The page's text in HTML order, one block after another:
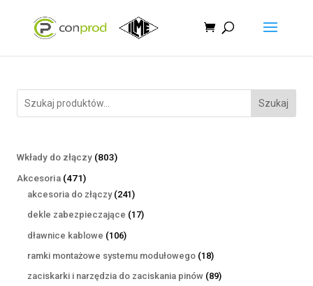
Szukaj
Wkłady do złączy 803803
Akcesoria 471471
produktów
akcesoria do złączy 241241
produktów
dekle zabezpieczające 1717
dławnice kablowe 106106
produktów
ramki montażowe systemu modułowego 1818
produktów
zaciskarki i narzędzia do zaciskania pinów 8989